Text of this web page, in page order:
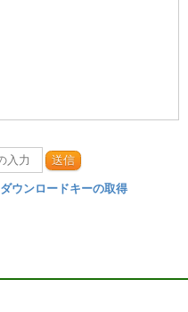
送信
ダウンロードキーの取得